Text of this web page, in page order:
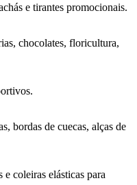
e tirantes promocionais.
chocolates, floricultura,
bordas de cuecas, alças de
coleiras elásticas para